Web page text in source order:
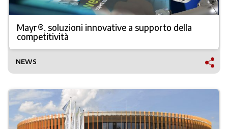
Mayr®, soluzioni innovative a supporto della
competitività
NEWS